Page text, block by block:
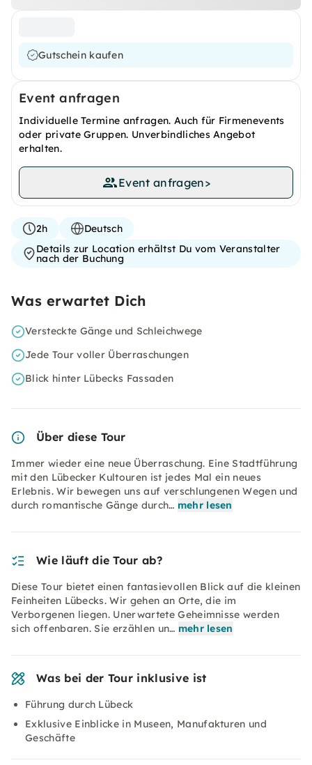
Gutschein kaufen
Event anfragen
Individuelle Termine anfragen. Auch für Firmenevents
oder private Gruppen. Unverbindliches Angebot
erhalten.
Event anfragen>
2h
Deutsch
Details zur Location erhältst Du vom Veranstalter
nach der Buchung
Was erwartet Dich
Versteckte Gänge und Schleichwege
Jede Tour voller Überraschungen
Blick hinter Lübecks Fassaden
Über diese Tour
Immer wieder eine neue Überraschung. Eine Stadtführung
mit den Lübecker Kultouren ist jedes Mal ein neues
Erlebnis. Wir bewegen uns auf verschlungenen Wegen und
durch romantische Gänge durch… mehr lesen
Wie läuft die Tour ab?
Diese Tour bietet einen fantasievollen Blick auf die kleinen
Feinheiten Lübecks. Wir gehen an Orte, die im
Verborgenen liegen. Unerwartete Geheimnisse werden
sich offenbaren. Sie erzählen un… mehr lesen
Was bei der Tour inklusive ist
Führung durch Lübeck
Exklusive Einblicke in Museen, Manufakturen und
Geschäfte